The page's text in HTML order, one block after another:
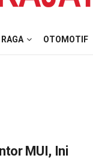
OTOMOTIF
MUI, Ini